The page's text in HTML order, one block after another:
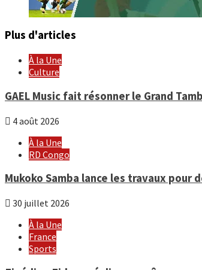
Plus d'articles
À la Une
Culture
GAEL Music fait résonner le Grand
4 août 2026
À la Une
RD Congo
Mukoko Samba lance les travaux pour
30 juillet 2026
À la Une
France
Sports